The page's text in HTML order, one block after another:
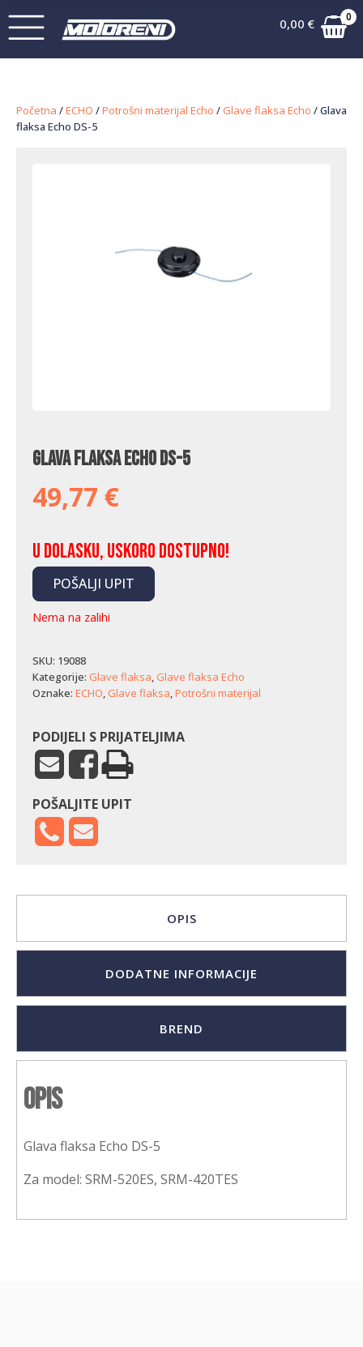
0,00 € 0
Početna /ECHO /Potrošni materijal Echo / Glave flaksa Echo / Glava
flaksa Echo DS-5
Glava flaksa Echo DS-5
49,77 €
U dolasku, uskoro dostupno!
POŠALJI UPIT
Nema na zalihi
SKU: 19088
Kategorije: Glave flaksa, Glave flaksa Echo
Oznake: ECHO, Glave flaksa,Potrošni materijal
PODIJELI S PRIJATELJIMA
POŠALJITE UPIT
OPIS
DODATNE INFORMACIJE
BREND
Opis
Glava flaksa Echo DS-5
Za model: SRM-520ES, SRM-420TES